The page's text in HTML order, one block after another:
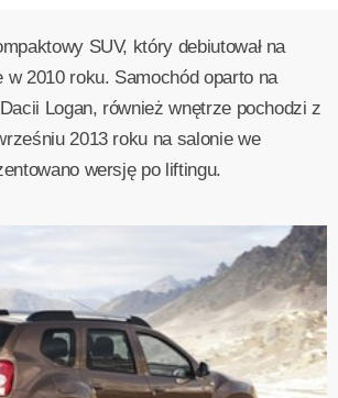
SUV, który debiutował na
w 2010 roku. Samochód oparto na
Dacii Logan, również wnętrze pochodzi z
2013 roku na salonie we
wersję po liftingu.